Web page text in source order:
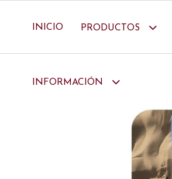
INICIO PRODUCTOS
INFORMACIÓN